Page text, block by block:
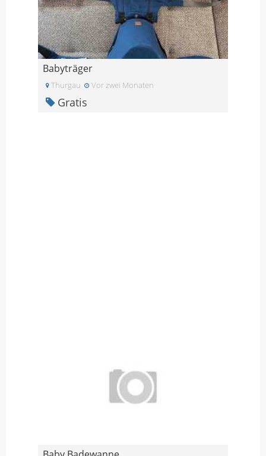
Babyträger
Thurgau Vor zwei Monaten
Gratis